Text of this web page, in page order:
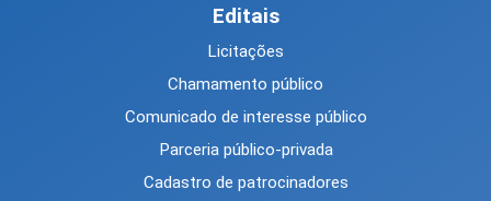
Editais
Licitações
Chamamento público
Comunicado de interesse público
Parceria público-privada
Cadastro de patrocinadores